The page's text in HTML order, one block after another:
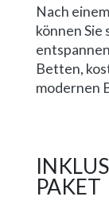
Nach
können
Betten,
modernen
PAKET